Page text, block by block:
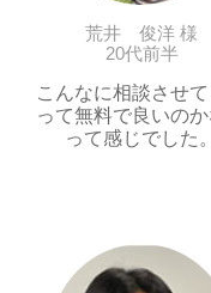
荒井 俊洋 様
20代前半
こんなに相談させ
って無料で良いの
って感じでした